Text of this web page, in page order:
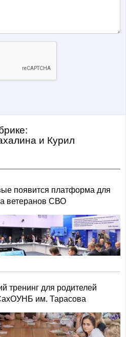
и Курил
появится платформа для
ветеранов СВО
тренинг для родителей
им. Тарасова